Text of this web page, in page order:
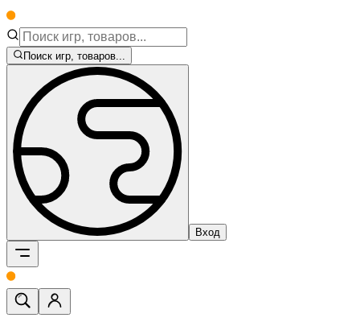
Поиск игр, товаров...
Вход